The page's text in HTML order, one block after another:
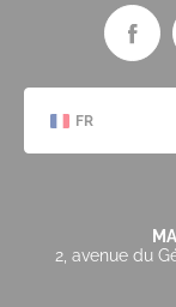
FR
2, avenue du